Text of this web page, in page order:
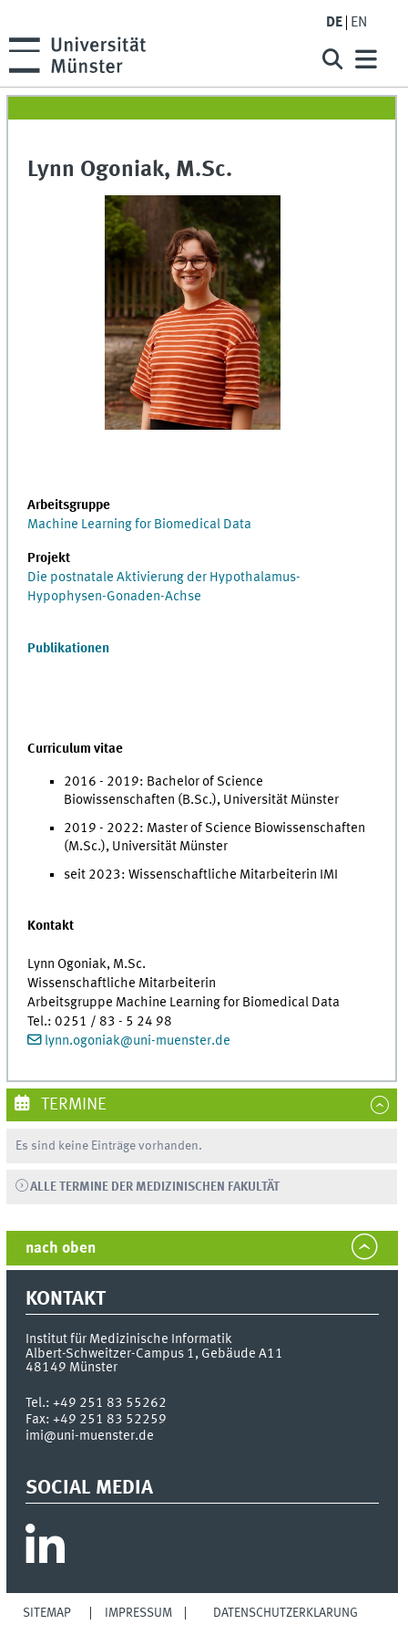
DE EN
Lynn Ogoniak, M.Sc.
Arbeitsgruppe
Machine Learning for Biomedical Data
Projekt
Die postnatale Aktivierung der Hypothalamus-
Hypophysen-Gonaden-Achse
Publikationen
Curriculum vitae
2016 - 2019: Bachelor of Science
Biowissenschaften (B.Sc.), Universität Münster
2019 - 2022: Master of Science Biowissenschaften
(M.Sc.), Universität Münster
seit 2023: Wissenschaftliche Mitarbeiterin IMI
Kontakt
Lynn Ogoniak, M.Sc.
Wissenschaftliche Mitarbeiterin
Arbeitsgruppe Machine Learning for Biomedical Data
Tel.: 0251 / 83 - 5 24 98
lynn.ogoniak@uni-muenster.de
TERMINE
Es sind keine Einträge vorhanden.
ALLE TERMINE DER MEDIZINISCHEN FAKULTÄT
nach oben
KONTAKT
Institut für Medizinische Informatik
Albert-Schweitzer-Campus 1, Gebäude A11
48149 Münster
Tel.:+49 251 83 55262
Fax:+49 251 83 52259
imi@uni-muenster.de
SOCIAL MEDIA
SITEMAP IMPRESSUM DATENSCHUTZERKLÄRUNG